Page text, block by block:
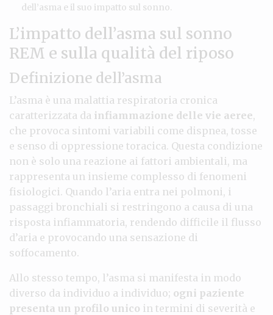
dell’asma e il suo impatto sul sonno.
L’impatto dell’asma sul sonno
REM e sulla qualità del riposo
Definizione dell’asma
L’asma è una malattia respiratoria cronica
caratterizzata da infiammazione delle vie aeree,
che provoca sintomi variabili come dispnea, tosse
e senso di oppressione toracica. Questa condizione
non è solo una reazione ai fattori ambientali, ma
rappresenta un insieme complesso di fenomeni
fisiologici. Quando l’aria entra nei polmoni, i
passaggi bronchiali si restringono a causa di una
risposta infiammatoria, rendendo difficile il flusso
d’aria e provocando una sensazione di
soffocamento.
Allo stesso tempo, l’asma si manifesta in modo
diverso da individuo a individuo; ogni paziente
presenta un profilo unico in termini di severità e